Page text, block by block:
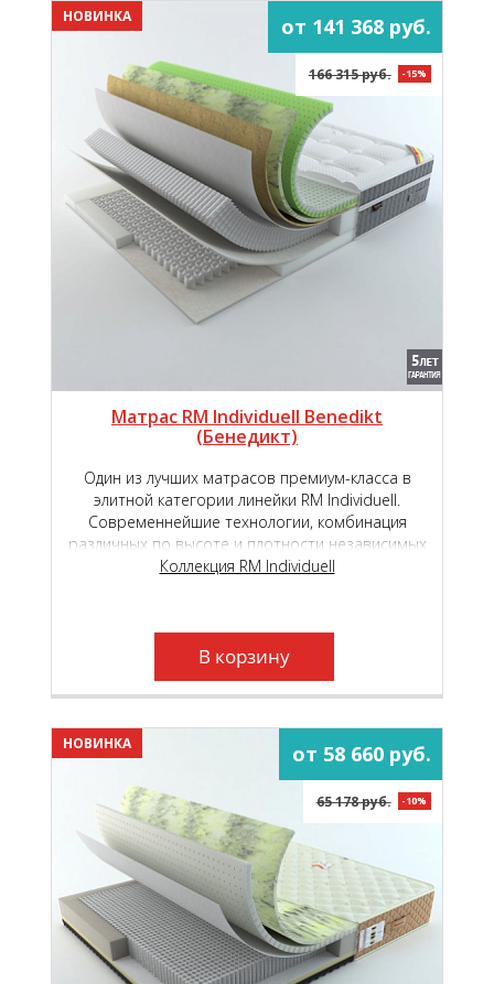
НОВИНКА от 141 368 руб.
166 315 руб. -15%
Матрас RM Individuell Benedikt
(Бенедикт)
Один из лучших матрасов премиум-класса в
элитной категории линейки RM Individuell.
Современнейшие технологии, комбинация
различных по высоте и плотности независимых
пружинных блоков и уникальные
Коллекция RM Individuell
В корзину
НОВИНКА от 58 660 руб.
65 178 руб. -10%